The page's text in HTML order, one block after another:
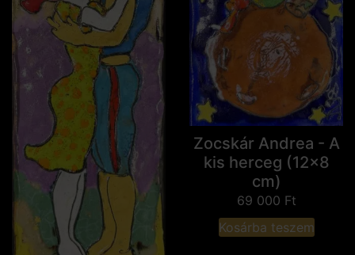
Zocskár Andrea - A
kis herceg (12x8
cm)
69 000 Ft
Kosárba teszem